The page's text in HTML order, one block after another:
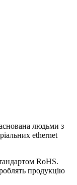
людьми з
ethernet
RoHS.
продукцію